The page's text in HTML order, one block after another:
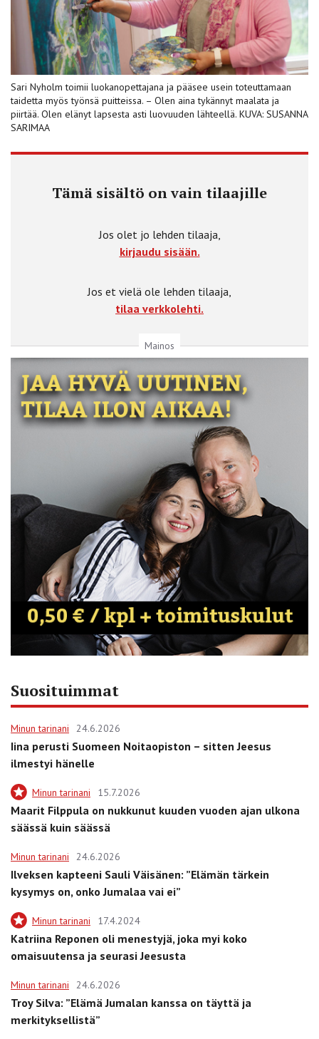
Sari Nyholm toimii luokanopettajana ja pääsee usein toteuttamaan
taidetta myös työnsä puitteissa. – Olen aina tykännyt maalata ja
piirtää. Olen elänyt lapsesta asti luovuuden lähteellä. KUVA: SUSANNA
SARIMAA
Tämä sisältö on vain tilaajille
Jos olet jo lehden tilaaja,
kirjaudu sisään.
Jos et vielä ole lehden tilaaja,
tilaa verkkolehti.
Mainos
Suosituimmat
Minun tarinani 24.6.2026
Iina perusti Suomeen Noitaopiston – sitten Jeesus
ilmestyi hänelle
Minun tarinani 15.7.2026
Maarit Filppula on nukkunut kuuden vuoden ajan ulkona
säässä kuin säässä
Minun tarinani 24.6.2026
Ilveksen kapteeni Sauli Väisänen: ”Elämän tärkein
kysymys on, onko Jumalaa vai ei”
Minun tarinani 17.4.2024
Katriina Reponen oli menestyjä, joka myi koko
omaisuutensa ja seurasi Jeesusta
Minun tarinani 24.6.2026
Troy Silva: ”Elämä Jumalan kanssa on täyttä ja
merkityksellistä”